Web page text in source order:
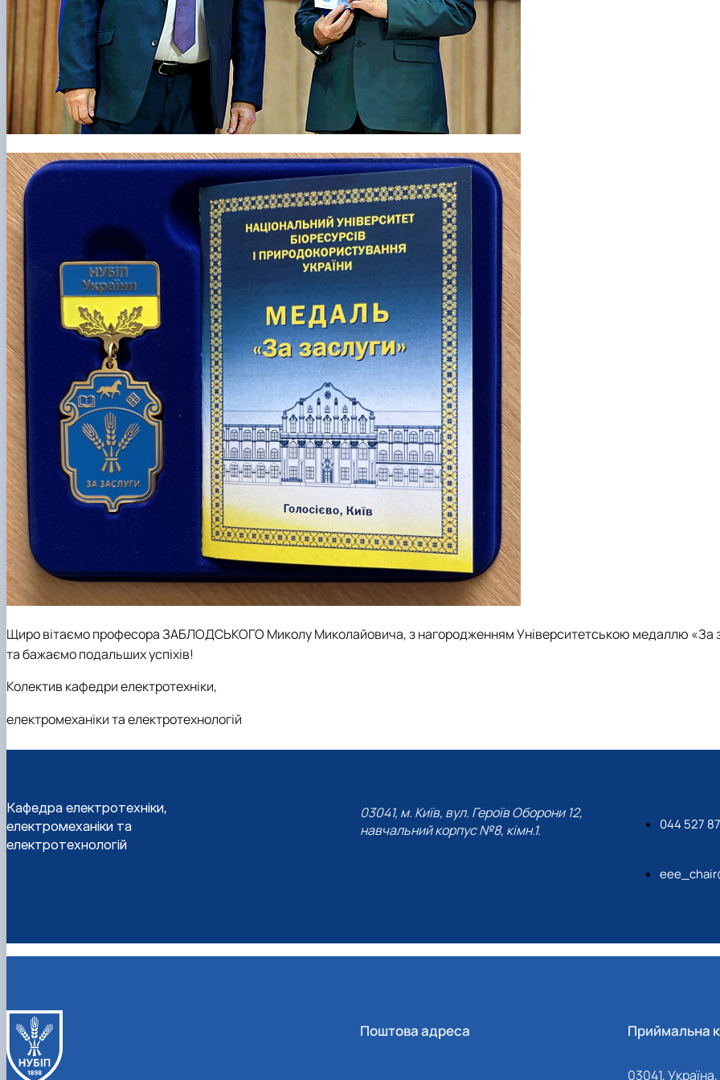
Щиро вітаємо професораЗАБЛОДСЬКОГО Миколу Миколайовича, з нагородженням Університетською медаллю «За
та бажаємо подальших успіхів!
Колектив кафедри електротехніки,
електромеханіки та електротехнологій
Кафедра електротехніки,
електромеханіки та
електротехнологій
03041, м. Київ, вул. Героїв Оборони 12,
навчальний корпус №8, кімн.1.
044 527
Поштова адреса Приймальна
03041,